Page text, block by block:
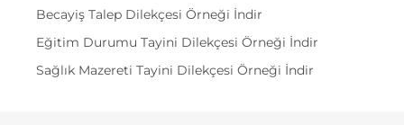
Becayiş Talep Dilekçesi Örneği İndir
Eğitim Durumu Tayini Dilekçesi Örneği İndir
Sağlık Mazereti Tayini Dilekçesi Örneği İndir